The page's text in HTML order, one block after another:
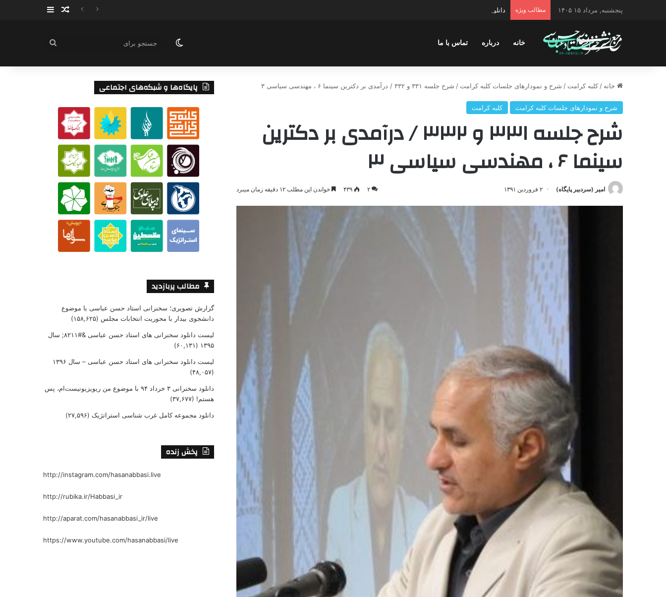
پنجشنبه, مرداد ۱۵ ۱۴۰۵ مطالب ویژه دانلود سخنرانی استاد حسن عباسی با موضوع چهار انتخاب ۱۴۰۰ نوشته تصادفی
سایدبار
خانه درباره تماس با ما تغییر پوسته
جستجو
خانه / کلبه کرامت / شرح و نمودارهای جلسات کلبه کرامت / شرح جلسه ۳۳۱ و ۳۳۲ / درآمدی بر دکترین سینما ۶ ، مهندسی سیاسی ۳
شرح و نمودارهای جلسات کلبه کرامت کلبه کرامت
شرح جلسه ۳۳۱ و ۳۳۲ / درآمدی بر دکترین
سینما ۶ ، مهندسی سیاسی ۳
امیر (سردبیر پایگاه) ۲ فروردین ۱۳۹۱ ۲ ۴۳۹ خواندن این مطلب ۱۲ دقیقه زمان میبرد
پایگاه‌ها و شبکه‌های اجتماعی
مطالب پربازدید
گزارش تصویری؛ سخنرانی استاد حسن عباسی با موضوع
دانشجوی بیدار با محوریت انتخابات مجلس (۱۵۸,۶۲۵)
لیست دانلود سخنرانی های استاد حسن عباسی &#۸۲۱۱; سال
۱۳۹۵ (۶۰,۱۳۱)
لیست دانلود سخنرانی های استاد حسن عباسی – سال ۱۳۹۶
(۴۸,۰۵۷)
دانلود سخنرانی ۳ خرداد ۹۴ با موضوع من ریویزیونیست‌ام، پس
هستم! (۳۷,۶۷۷)
دانلود مجموعه کامل غرب شناسی استراتژیک (۲۷,۵۹۶)
پخش زنده
http://instagram.com/hasanabbasi.live
http://rubika.ir/Habbasi_ir
http://aparat.com/hasanabbasi_ir/live
https://www.youtube.com/hasanabbasi/live